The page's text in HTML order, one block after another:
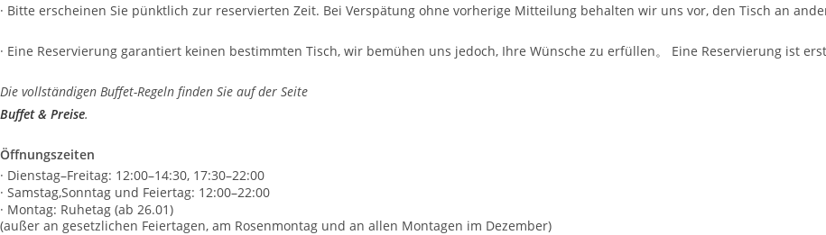
· Bitte erscheinen Sie pünktlich zur reservierten Zeit. Bei Verspätung ohne vorherige Mitteilung behalten wir uns vor, den Tisch an
· Eine Reservierung garantiert keinen bestimmten Tisch, wir bemühen uns jedoch, Ihre Wünsche zu erfüllen。 Eine Reservierung ist
Die vollständigen Buffet-Regeln finden Sie auf der Seite
Buffet & Preise.
Öffnungszeiten
· Dienstag–Freitag: 12:00–14:30, 17:30–22:00
· Samstag,Sonntag und Feiertag: 12:00–22:00
· Montag: Ruhetag (ab 26.01)
(außer an gesetzlichen Feiertagen, am Rosenmontag und an allen Montagen im Dezember)